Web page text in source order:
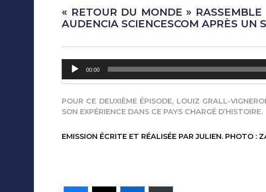
« RETOUR DU MONDE »
AUDENCIA SCIENCESCOM APRÈS UN
Lecteur
audio
00:00
POUR CE DEUXIÈME ÉPISODE, LOUIZ GRALL-
SON EXPÉRIENCE DANS CE PAYS CHARGÉ D’HISTOIRE.
EMISSION ÉCRITE ET RÉALISÉE PAR JULIEN. PHOTO :